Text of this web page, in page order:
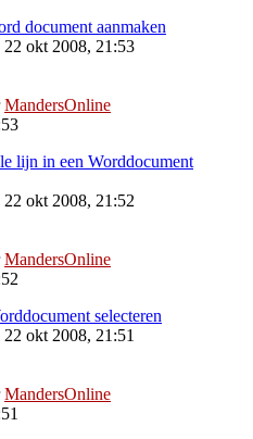
document aanmaken
okt 2008, 21:53
MandersOnline
lijn in een Worddocument
okt 2008, 21:52
MandersOnline
selecteren
okt 2008, 21:51
MandersOnline